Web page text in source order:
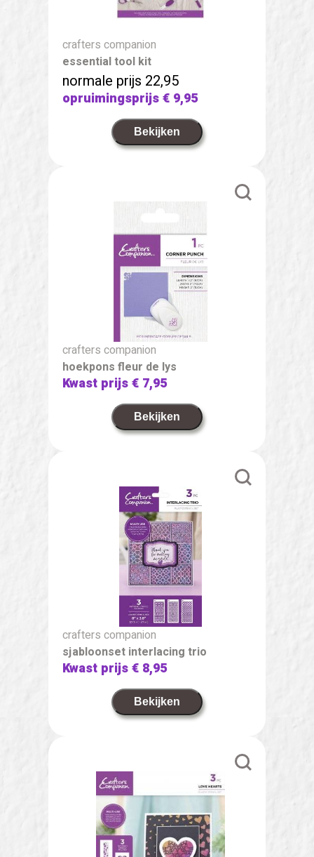
crafters companion
essential tool kit
normale prijs 22,95
opruimingsprijs€ 9,95
Bekijken
crafters companion
hoekpons fleur de lys
Kwast prijs€ 7,95
Bekijken
crafters companion
sjabloonset interlacing trio
Kwast prijs€ 8,95
Bekijken